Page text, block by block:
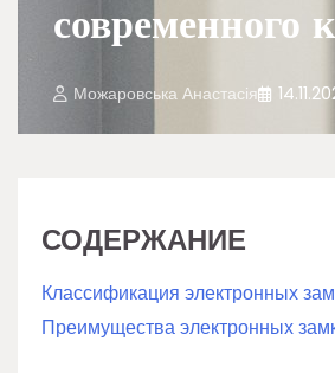
современного
Можаровська Анастасія
СОДЕРЖАНИЕ
Классификация электронных
Преимущества электронных